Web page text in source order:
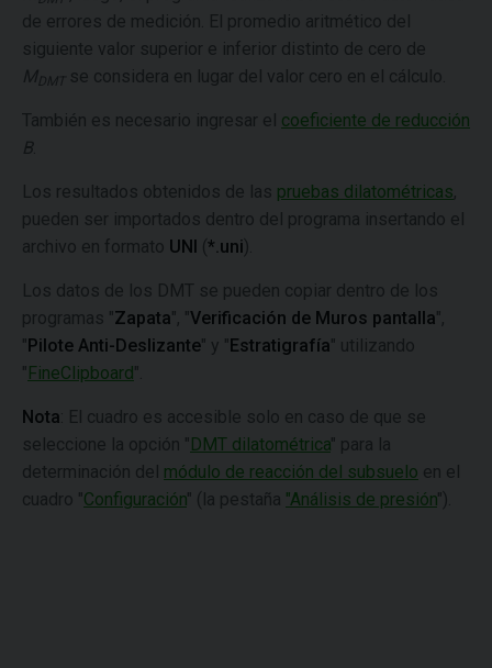
de errores de medición. El promedio aritmético del
siguiente valor superior e inferior distinto de cero de
MDMT se considera en lugar del valor cero en el cálculo.
También es necesario ingresar el coeficiente de reducción
B.
Los resultados obtenidos de las pruebas dilatométricas,
pueden ser importados dentro del programa insertando el
archivo en formato UNI (*.uni).
Los datos de los DMT se pueden copiar dentro de los
programas "Zapata", "Verificación de Muros pantalla",
" Pilote Anti-Deslizante" y " Estratigrafía" utilizando
" FineClipboard".
Nota : El cuadro es accesible solo en caso de que se
seleccione la opción " DMT dilatométrica" para la
determinación del módulo de reacción del subsuelo en el
cuadro "Configuración" (la pestaña "Análisis de presión").